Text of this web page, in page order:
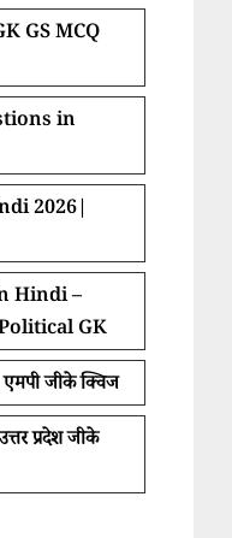
GS MCQ
in
2026|
Hindi –
GK
जीके क्विज
प्रदेश जीके